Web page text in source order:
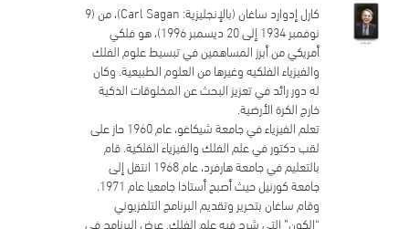
كارل إدوارد ساغان (بالإنجليزية: Carl Sagan)، من (9
نوفمبر 1934 إلى 20 ديسمبر 1996)، هو فلكي
أمريكي من أبرز المساهمين في تبسيط علوم الفلك
والفيزياء الفلكيه وغيرها من العلوم الطبيعية. وكان
له دور رائد في تعزيز البحث عن المخلوقات الذكية
خارج الكرة الأرضية.
تعلم الفيزياء في جامعة شيكاغو، عام 1960 حاز على
لقب دكتور في علم الفلك والفيزياء الفلكية. قام
بالتعليم في جامعة هارفرد، عام 1968 انتقل إلى
جامعة كورنيل حيث أصبح أستاذا جامعيا عام 1971.
وقام ساغان بتحرير وتقديم البرنامج التلفزيوني
“الكون” التي شرح فيه علم الفلك. عرض البرنامج في